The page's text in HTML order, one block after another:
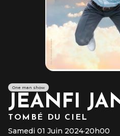
One man show
JEANFI
TOMBÉ DU CIEL
Samedi 01 Juin 2024·20h00